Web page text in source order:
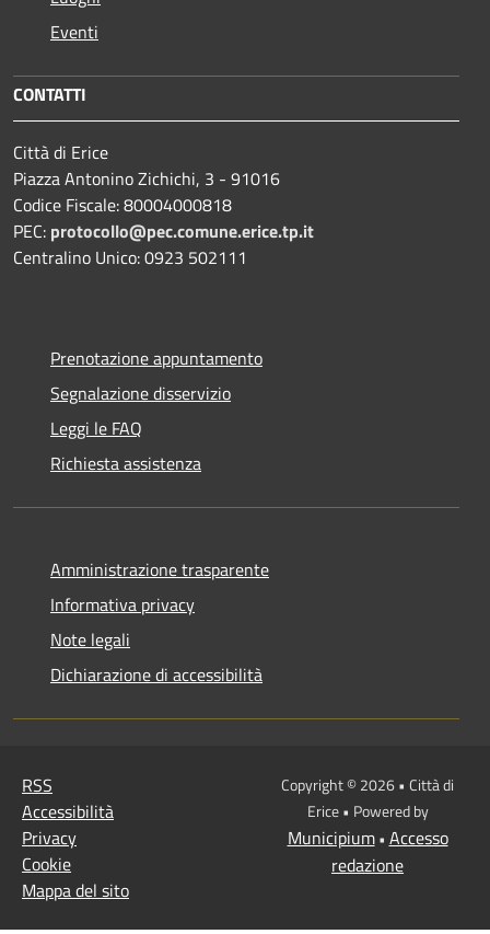
Eventi
CONTATTI
Città di Erice
Piazza Antonino Zichichi, 3 - 91016
Codice Fiscale: 80004000818
PEC: protocollo@pec.comune.erice.tp.it
Centralino Unico: 0923 502111
Prenotazione appuntamento
Segnalazione disservizio
Leggi le FAQ
Richiesta assistenza
Amministrazione trasparente
Informativa privacy
Note legali
Dichiarazione di accessibilità
RSS
Accessibilità
Privacy
Cookie
Mappa del sito
Copyright © 2026 • Città di
Erice • Powered by
Municipium• Accesso
redazione